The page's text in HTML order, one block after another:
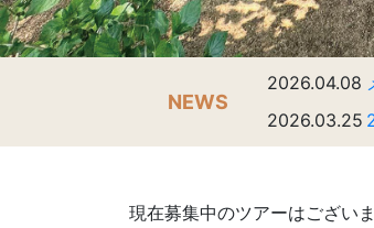
NEWS
2026.04.08
2026.03.25
現在募集中のツアーはございま